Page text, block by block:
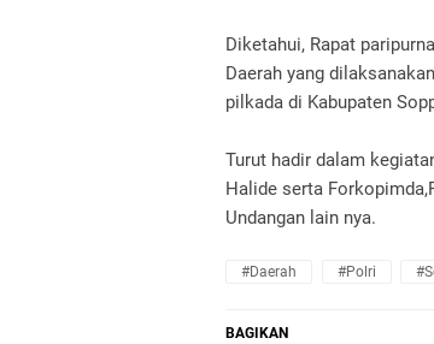
Diketahui, Rapat
Daerah yang
pilkada di Kabupaten
Turut hadir dalam
Halide serta
Undangan lain nya.
#Daerah #Polri
BAGIKAN